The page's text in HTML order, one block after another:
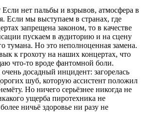
Если нет пальбы и взрывов, атмосфера в
Если мы выступаем в странах, где
запрещена законом, то в качестве
пускаем в аудиторию и на сцену
тумана. Но это неполноценная замена.
к грохоту на наших концертах, что
что-то вроде фантомной боли.
досадный инцидент: загорелась
шуб, которую ассистент положил
Но ничего серьёзнее никогда не
ущерба пиротехника не
ничьё здоровье ни разу не